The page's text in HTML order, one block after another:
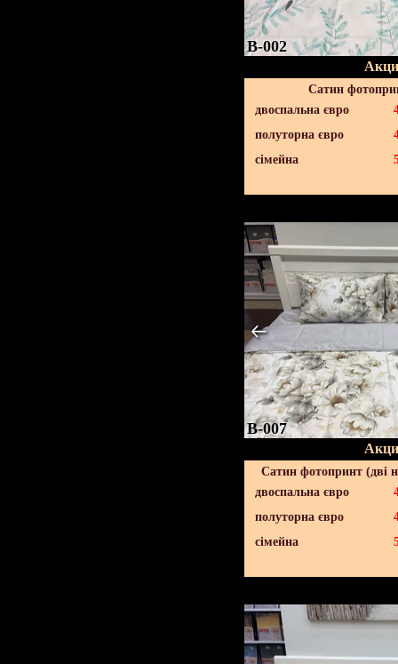
B-002
Сатин
двоспальна євро
полуторна євро
сімейна
B-007
Сатин фотопринт (дві
двоспальна євро
полуторна євро
сімейна